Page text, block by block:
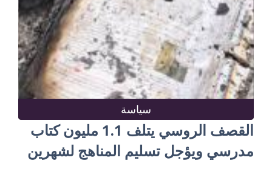
سياسة
القصف الروسي يتلف 1.1 مليون كتاب
مدرسي ويؤجل تسليم المناهج لشهرين